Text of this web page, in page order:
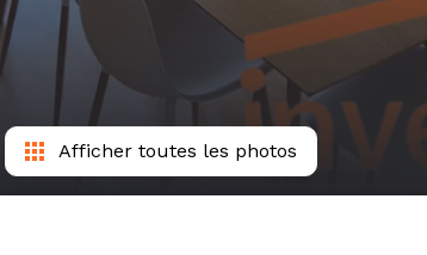
Afficher toutes les photos